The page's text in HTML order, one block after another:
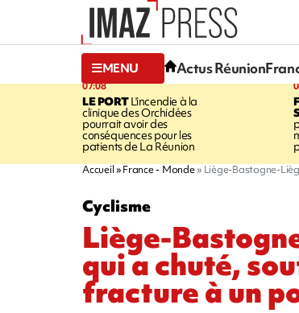
MENU Actus Réunion
07:08
LE PORTL'incendie à la
clinique des Orchidées
pourrait avoir des
conséquences pour les
patients de La Réunion
Accueil France - Monde Liège-Bastogne-
Cyclisme
Liège-
qui a chuté,
fracture à un